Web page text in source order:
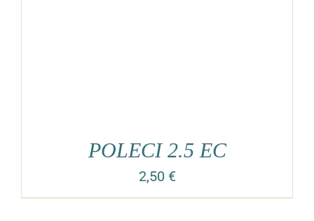
POLECI 2.5 EC
2,50 €